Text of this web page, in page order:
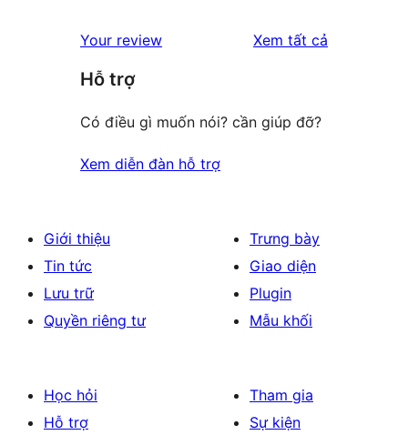
Your review Xem tất cả
Hỗ trợ
Có điều gì muốn nói? cần giúp đỡ?
Xem diễn đàn hỗ trợ
Giới thiệu
Tin tức
Lưu trữ
Quyền riêng tư
Trưng bày
Giao diện
Plugin
Mẫu khối
Học hỏi
Hỗ trợ
Tham gia
Sự kiện